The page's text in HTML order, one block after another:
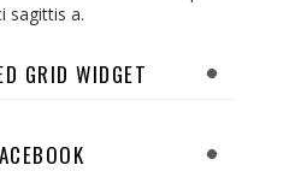
sagittis a.
GRID WIDGET